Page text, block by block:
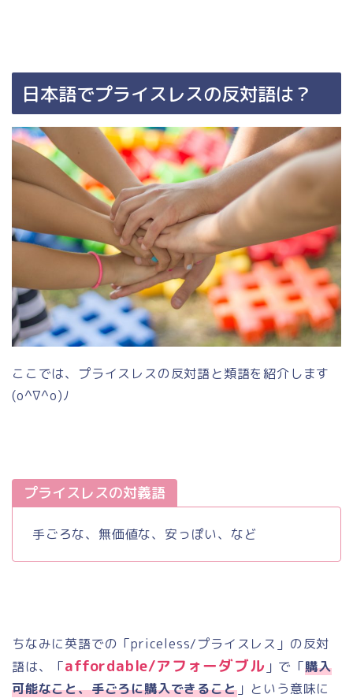
日本語でプライスレスの反対語は？
ここでは、プライスレスの反対語と類語を紹介します
(o^∇^o)ﾉ
プライスレスの対義語
手ごろな、無価値な、安っぽい、など
ちなみに英語での「priceless/プライスレス」の反対
語は、「affordable/アフォーダブル 」で「購入
可能なこと、手ごろに購入できること」という意味に